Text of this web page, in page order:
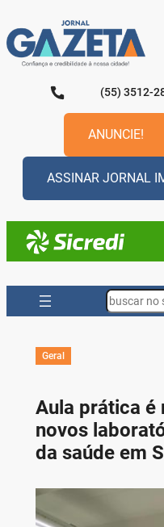
para
o
conteúdo
(55) 3512-
ANUNCIE!
ASSINAR JORNAL
Search
Geral
Aula prática é
novos
da saúde em